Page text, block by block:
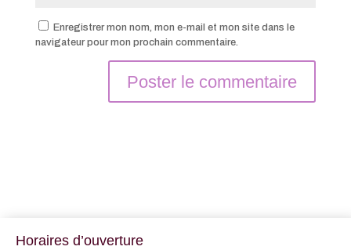
Enregistrer mon nom, mon e-mail et mon site dans le
navigateur pour mon prochain commentaire.
Horaires d’ouverture